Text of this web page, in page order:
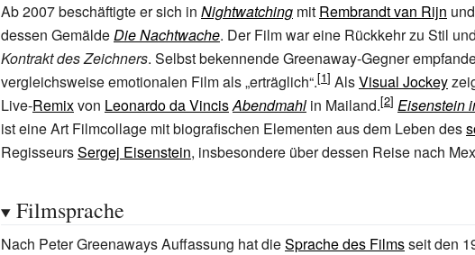
Ab 2007 beschäftigte er sich in Nightwatching mit Rembrandt van Rijn
dessen GemäldeDie Nachtwache. Der Film war eine Rückkehr zu Stil
Kontrakt des Zeichners. Selbst bekennende Greenaway-Gegner
vergleichsweise emotionalen Film als „erträglich“.
AlsVisual Jockey
Live-Remixvon Leonardo da VincisAbendmahl in Mailand. Eisenstein
ist eine Art Filmcollage mit biografischen Elementen aus dem Leben des
RegisseursSergej Eisenstein, insbesondere über dessen Reise nach
Filmsprache
Nach Peter Greenaways Auffassung hat dieSprache des Filmsseit den